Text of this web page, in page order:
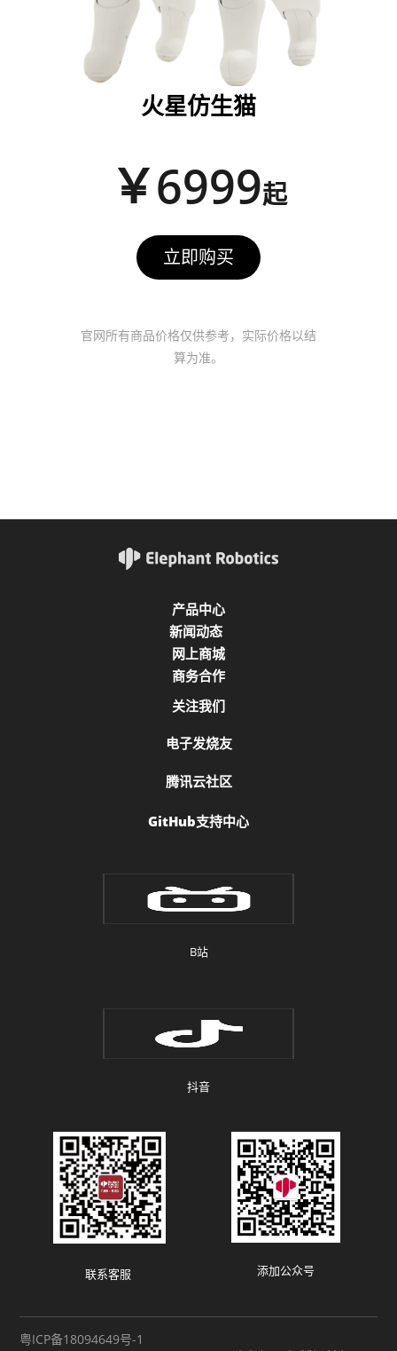
火星仿生猫
￥6999起
立即购买
官网所有商品价格仅供参考，实际价格以结
算为准。
产品中心
新闻动态
网上商城
商务合作
关注我们
电子发烧友
腾讯云社区
GitHub支持中心
B站
抖音
联系客服 添加公众号
粤ICP备18094649号-1